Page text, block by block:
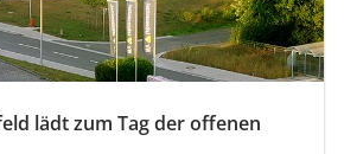
lädt zum Tag der offenen